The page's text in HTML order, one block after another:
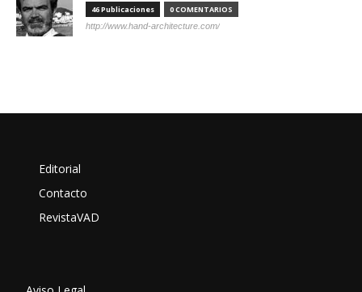
46 Publicaciones 0 COMENTARIOS
http://www.hand-architecture.com/
Editorial
Contacto
RevistaVAD